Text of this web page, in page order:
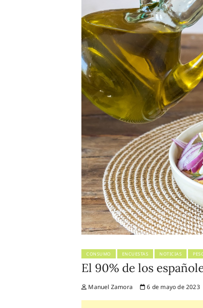
CONSUMO ENCUESTAS NOTICIAS
El 90% de los
Manuel Zamora 6 de mayo de 2023